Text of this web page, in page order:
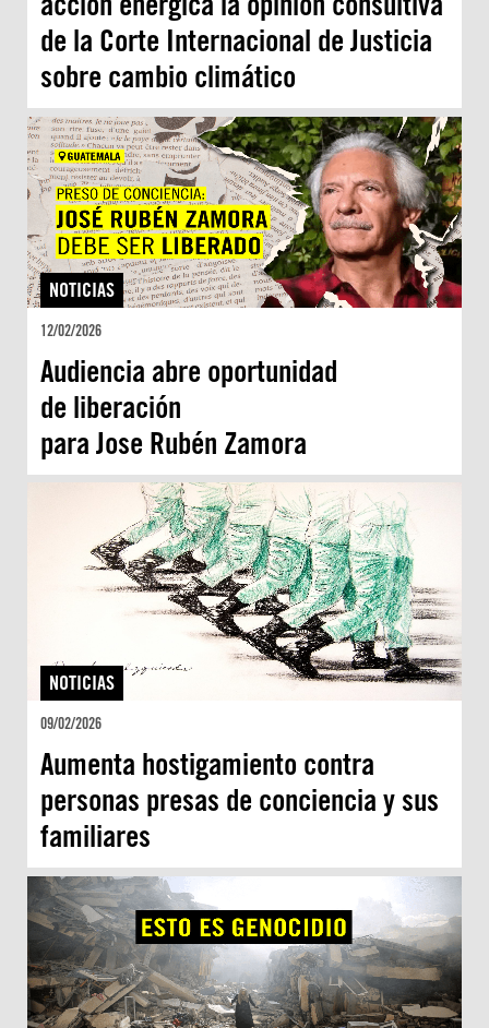
de la Corte Internacional de Justicia
sobre cambio climático
NOTICIAS
12/02/2026
Audiencia abre oportunidad
de liberación
para Jose Rubén Zamora
NOTICIAS
09/02/2026
Aumenta hostigamiento contra
personas presas de conciencia y sus
familiares